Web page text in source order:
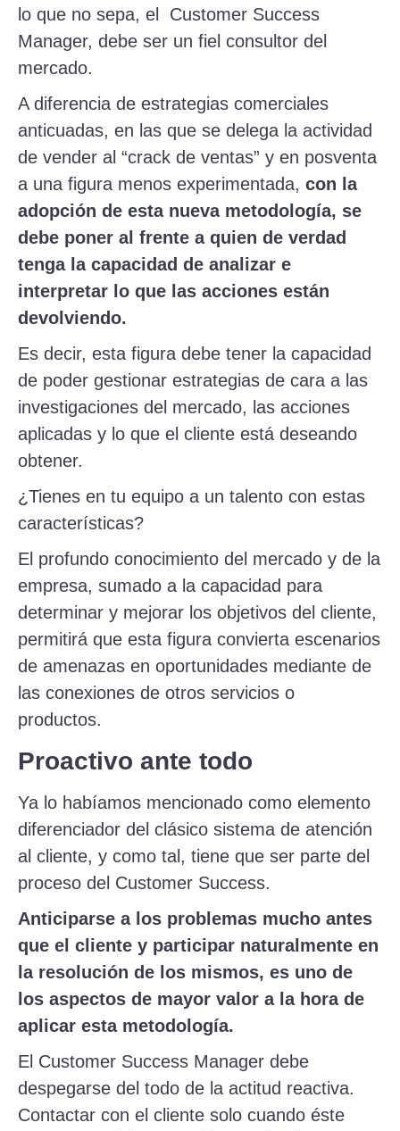
lo que no sepa, el Customer Success
Manager, debe ser un fiel consultor del
mercado.
A diferencia de estrategias comerciales
anticuadas, en las que se delega la actividad
de vender al “crack de ventas” y en posventa
a una figura menos experimentada, con la
adopción de esta nueva metodología, se
debe poner al frente a quien de verdad
tenga la capacidad de analizar e
interpretar lo que las acciones están
devolviendo.
Es decir, esta figura debe tener la capacidad
de poder gestionar estrategias de cara a las
investigaciones del mercado, las acciones
aplicadas y lo que el cliente está deseando
obtener.
¿Tienes en tu equipo a un talento con estas
características?
El profundo conocimiento del mercado y de la
empresa, sumado a la capacidad para
determinar y mejorar los objetivos del cliente,
permitirá que esta figura convierta escenarios
de amenazas en oportunidades mediante de
las conexiones de otros servicios o
productos.
Proactivo ante todo
Ya lo habíamos mencionado como elemento
diferenciador del clásico sistema de atención
al cliente, y como tal, tiene que ser parte del
proceso del Customer Success.
Anticiparse a los problemas mucho antes
que el cliente y participar naturalmente en
la resolución de los mismos, es uno de
los aspectos de mayor valor a la hora de
aplicar esta metodología.
El Customer Success Manager debe
despegarse del todo de la actitud reactiva.
Contactar con el cliente solo cuando éste